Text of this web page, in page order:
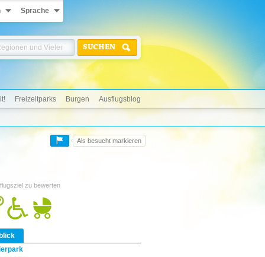
Sprache
SUCHEN
Freizeitparks Burgen Ausflugsblog
Als besucht markieren
zu bewerten